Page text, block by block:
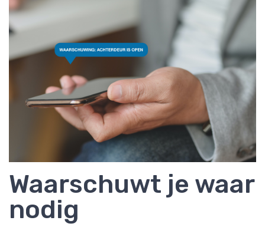
Waarschuwt je waar
nodig